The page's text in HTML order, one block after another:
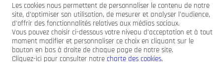
Les cookies nous permettent de personnaliser le contenu de notre
site, d’optimiser son utilisation, de mesurer et analyser l’audience,
d’offrir des fonctionnalités relatives aux médias sociaux.
Vous pouvez choisir ci-dessous votre niveau d’acceptation et à tout
moment modifier et personnaliser ce choix en cliquant sur le
bouton en bas à droite de chaque page de notre site.
Cliquez-ici pour consulter notre charte des cookies.